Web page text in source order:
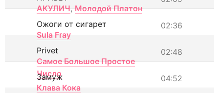
АКУЛИЧ, Молодой Платон
02:36
Ожоги от сигарет
Sula Fray
02:48
Privet
Самое Большое Простое
Число
04:52
Замуж
Клава Кока